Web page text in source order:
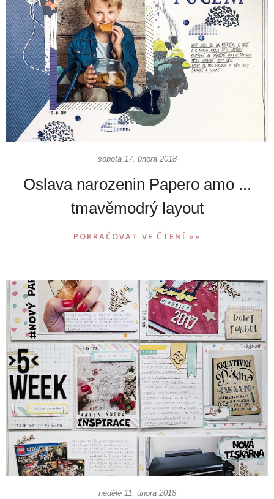
sobota 17. února 2018
Oslava narozenin Papero amo ...
tmavěmodrý layout
POKRAČOVAT VE ČTENÍ »»
neděle 11. února 2018